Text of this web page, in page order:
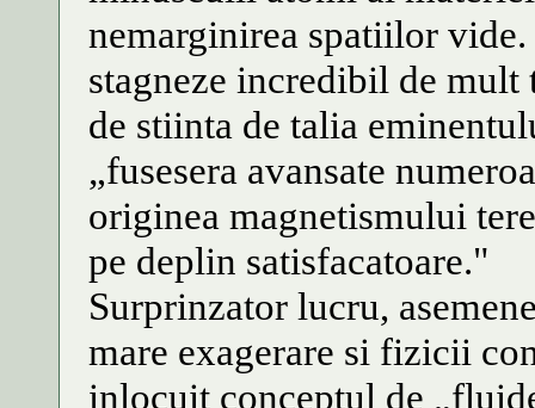
nemarginirea spatiilor
stagneze incredibil de
de stiinta de talia
„fusesera avansate
originea magnetismului
pe deplin satisfacatoare."
Surprinzator lucru,
mare exagerare si fizicii
inlocuit conceptul de